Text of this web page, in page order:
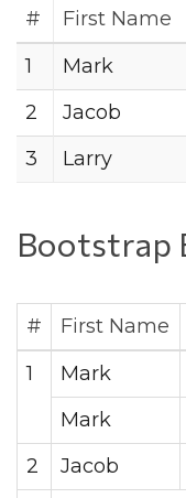
# First Name
1
Mark
2
Jacob
3
Larry
Bootstrap
# First Name
1
Mark
Mark
2
Jacob